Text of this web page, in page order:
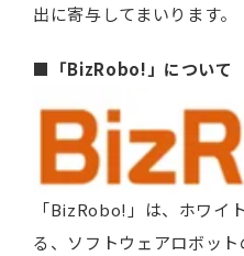
出に寄与してまいります。
■「BizRobo!」について
「BizRobo!」は、ホワイ
る、ソフトウェアロボッ